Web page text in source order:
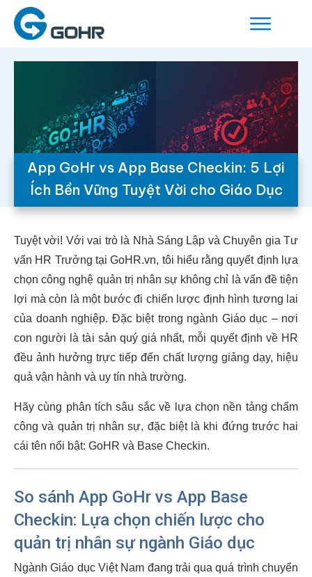
App GoHr vs App Base Checkin: 5 Lợi
Ích Bền Vững Tuyệt Vời cho Giáo Dục
Tuyệt vời! Với vai trò là Nhà Sáng Lập và Chuyên gia Tư
vấn HR Trưởng tại GoHR.vn, tôi hiểu rằng quyết định lựa
chọn công nghệ quản trị nhân sự không chỉ là vấn đề tiện
lợi mà còn là một bước đi chiến lược định hình tương lai
của doanh nghiệp. Đặc biệt trong ngành Giáo dục – nơi
con người là tài sản quý giá nhất, mỗi quyết định về HR
đều ảnh hưởng trực tiếp đến chất lượng giảng dạy, hiệu
quả vận hành và uy tín nhà trường.
Hãy cùng phân tích sâu sắc về lựa chọn nền tảng chấm
công và quản trị nhân sự, đặc biệt là khi đứng trước hai
cái tên nổi bật: GoHR và Base Checkin.
So sánh App GoHr vs App Base
Checkin: Lựa chọn chiến lược cho
quản trị nhân sự ngành Giáo dục
Ngành Giáo dục Việt Nam đang trải qua quá trình chuyển